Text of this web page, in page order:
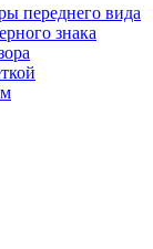
переднего вида
знака